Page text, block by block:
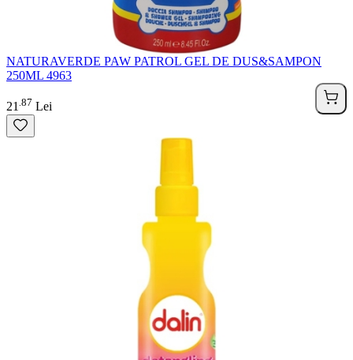
NATURAVERDE PAW PATROL GEL DE DUS&SAMPON
250ML 4963
21 87 Lei